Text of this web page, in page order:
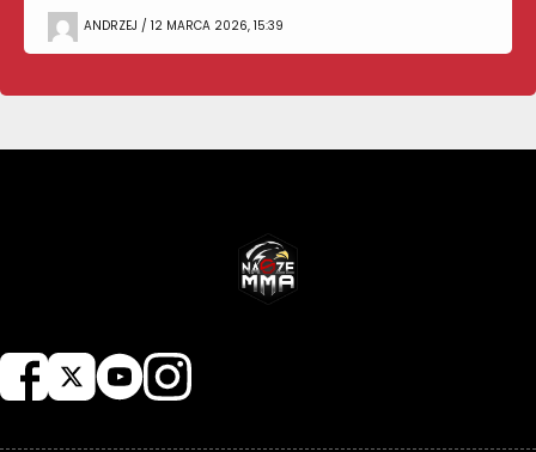
ANDRZEJ / 12 MARCA 2026, 15:39